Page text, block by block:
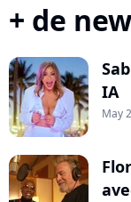
+ de
IA
May